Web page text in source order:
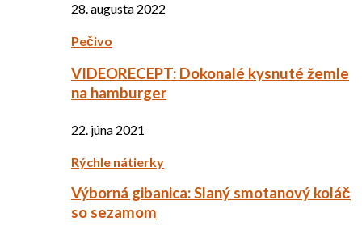
28. augusta 2022
Pečivo
VIDEORECEPT: Dokonalé kysnuté žemle
na hamburger
22. júna 2021
Rýchle nátierky
Výborná gibanica: Slaný smotanový koláč
so sezamom